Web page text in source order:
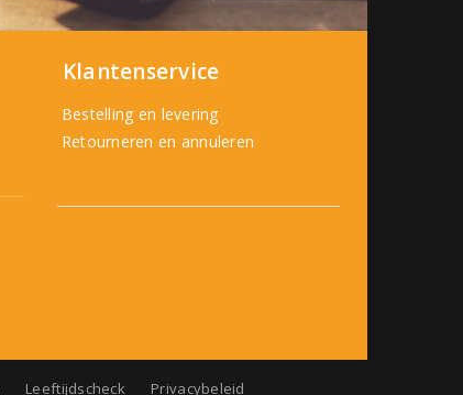
Klantenservice
Bestelling en levering
Retourneren en annuleren
Leeftijdscheck Privacybeleid